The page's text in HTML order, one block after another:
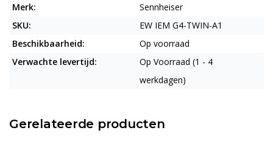
Merk:
Sennheiser
SKU:
EW IEM G4-TWIN-A1
Beschikbaarheid:
Op voorraad
Verwachte levertijd:
Op Voorraad (1 - 4
werkdagen)
Gerelateerde producten